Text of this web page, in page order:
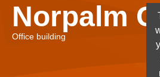
Norpalm
Office building